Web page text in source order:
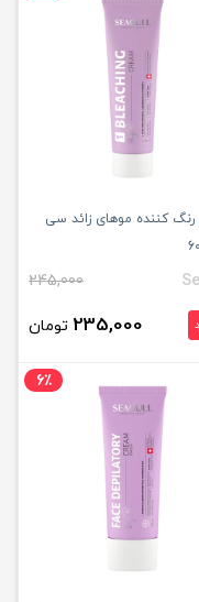
رنگ کننده موهای زائد سی
245,000
235,000 تومان
6٪